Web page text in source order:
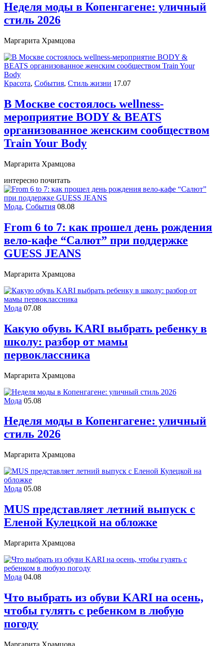
Неделя моды в Копенгагене: уличный
стиль 2026
Маргарита Храмцова
Красота, События, Стиль жизни 17.07
В Москве состоялось wellness-
мероприятие BODY & BEATS
организованное женским сообществом
Train Your Body
Маргарита Храмцова
интересно почитать
Мода, События 08.08
From 6 to 7: как прошел день рождения
вело-кафе “Салют” при поддержке
GUESS JEANS
Маргарита Храмцова
Мода 07.08
Какую обувь KARI выбрать ребенку в
школу: разбор от мамы
первоклассника
Маргарита Храмцова
Мода 05.08
Неделя моды в Копенгагене: уличный
стиль 2026
Маргарита Храмцова
Мода 05.08
MUS представляет летний выпуск с
Еленой Кулецкой на обложке
Маргарита Храмцова
Мода 04.08
Что выбрать из обуви KARI на осень,
чтобы гулять с ребенком в любую
погоду
Маргарита Храмцова